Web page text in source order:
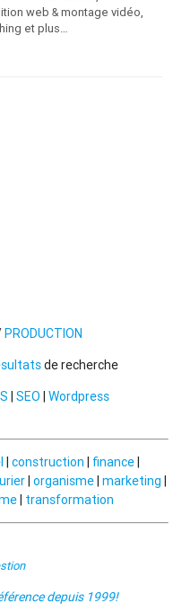
web & montage vidéo,
et plus…
PRODUCTION
de recherche
| SEO | Wordpress
| construction | finance|
| organisme| marketing |
| transformation
depuis 1999!